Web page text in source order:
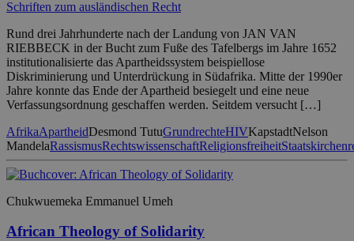
Schriften zum ausländischen Recht
Rund drei Jahrhunderte nach der Landung von JAN VAN
RIEBBECK in der Bucht zum Fuße des Tafelbergs im Jahre 1652
institutionalisierte das Apartheidssystem beispiellose
Diskriminierung und Unterdrückung in Südafrika. Mitte der 1990er
Jahre konnte das Ende der Apartheid besiegelt und eine neue
Verfassungsordnung geschaffen werden. Seitdem versucht […]
AfrikaApartheidDesmond TutuGrundrechteHIVKapstadtNelson
MandelaRassismusRechtswissenschaftReligionsfreiheit
Chukwuemeka Emmanuel Umeh
African Theology of Solidarity